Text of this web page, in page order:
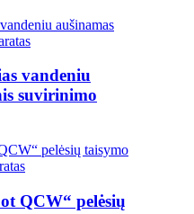
vandeniu
suvirinimo
QCW“ pelėsių